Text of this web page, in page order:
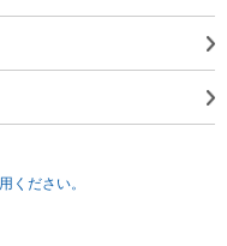
ください。